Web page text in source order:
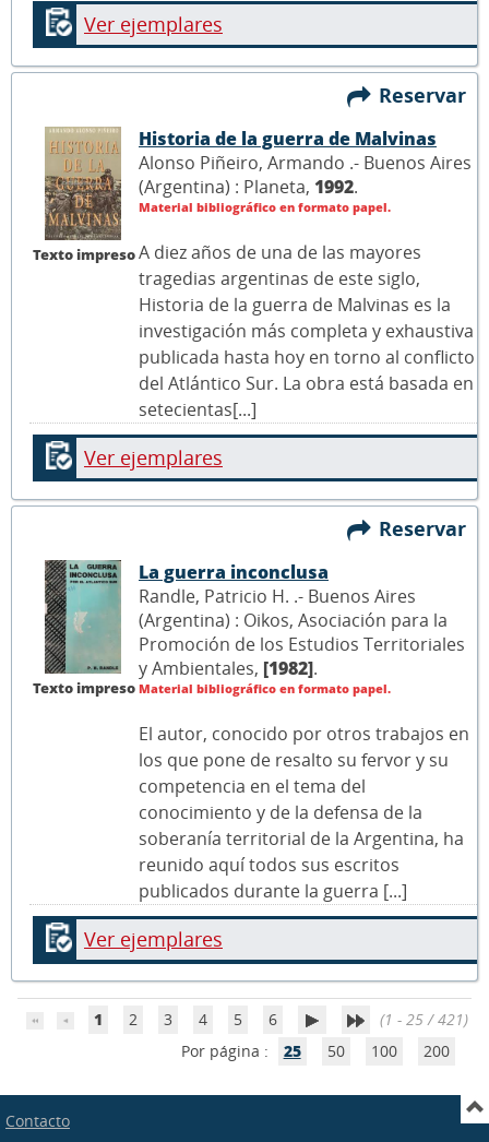
Ver ejemplares
Reservar
Texto impreso
Historia de la guerra de Malvinas
Alonso Piñeiro, Armando .- Buenos Aires
(Argentina) : Planeta, 1992.
Material bibliográfico en formato papel.
A diez años de una de las mayores
tragedias argentinas de este siglo,
Historia de la guerra de Malvinas es la
investigación más completa y exhaustiva
publicada hasta hoy en torno al conflicto
del Atlántico Sur. La obra está basada en
setecientas[...]
Ver ejemplares
Reservar
Texto impreso
La guerra inconclusa
Randle, Patricio H. .- Buenos Aires
(Argentina) : Oikos, Asociación para la
Promoción de los Estudios Territoriales
y Ambientales, [1982].
Material bibliográfico en formato papel.
El autor, conocido por otros trabajos en
los que pone de resalto su fervor y su
competencia en el tema del
conocimiento y de la defensa de la
soberanía territorial de la Argentina, ha
reunido aquí todos sus escritos
publicados durante la guerra [...]
Ver ejemplares
1 2 3 4 5 6
(1 - 25 / 421)
Por página :
25 50 100 200
Contacto